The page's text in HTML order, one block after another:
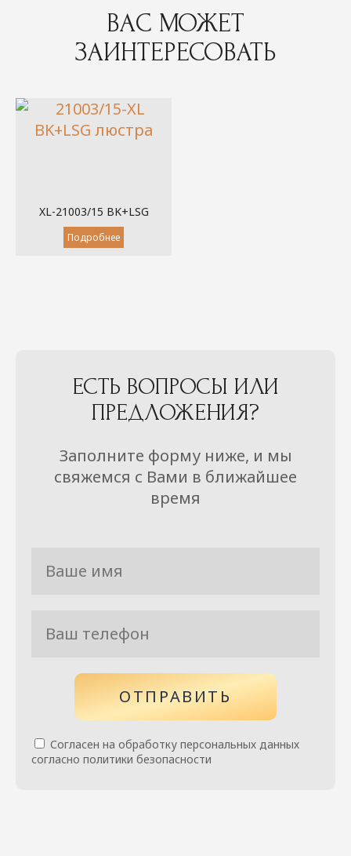
ВАС МОЖЕТ
ЗАИНТЕРЕСОВАТЬ
XL-21003/15 BK+LSG
Подробнее
ЕСТЬ ВОПРОСЫ ИЛИ
ПРЕДЛОЖЕНИЯ?
Заполните форму ниже, и мы
свяжемся с Вами в ближайшее
время
ОТПРАВИТЬ
Согласен на обработку персональных данных
согласно политики безопасности